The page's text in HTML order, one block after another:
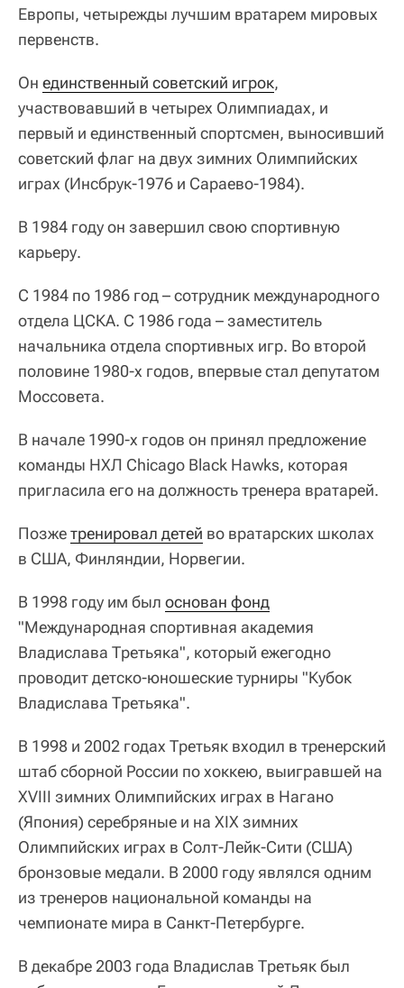
Европы, четырежды лучшим вратарем мировых
первенств.
Он единственный советский игрок,
участвовавший в четырех Олимпиадах, и
первый и единственный спортсмен, выносивший
советский флаг на двух зимних Олимпийских
играх (Инсбрук-1976 и Сараево-1984).
В 1984 году он завершил свою спортивную
карьеру.
С 1984 по 1986 год – сотрудник международного
отдела ЦСКА. С 1986 года – заместитель
начальника отдела спортивных игр. Во второй
половине 1980-х годов, впервые стал депутатом
Моссовета.
В начале 1990-х годов он принял предложение
команды НХЛ Chicago Black Hawks, которая
пригласила его на должность тренера вратарей.
Позжетренировал детей во вратарских школах
в США, Финляндии, Норвегии.
В 1998 году им был основан фонд
"Международная спортивная академия
Владислава Третьяка", который ежегодно
проводит детско-юношеские турниры "Кубок
Владислава Третьяка".
В 1998 и 2002 годах Третьяк входил в тренерский
штаб сборной России по хоккею, выигравшей на
XVIII зимних Олимпийских играх в Нагано
(Япония) серебряные и на XIX зимних
Олимпийских играх в Солт-Лейк-Сити (США)
бронзовые медали. В 2000 году являлся одним
из тренеров национальной команды на
чемпионате мира в Санкт-Петербурге.
В декабре 2003 года Владислав Третьяк был